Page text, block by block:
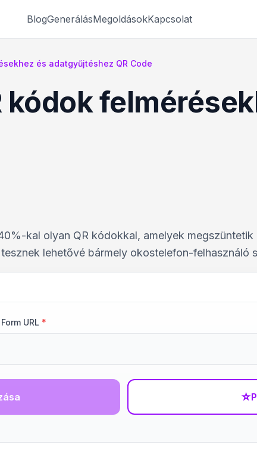
BlogGenerálásMegoldásokKapcsolat
és adatgyűjtéshez QR Code
kódok
kal olyan QR kódokkal, amelyek megszüntetik
lehetővé bármely okostelefon-felhasználó
URL *
☆